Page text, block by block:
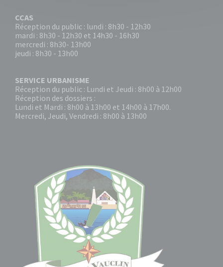
CCAS
Réception du public : lundi : 8h30 - 12h30
mardi : 8h30 - 12h30 et 14h30 - 16h30
mercredi : 8h30- 13h00
jeudi : 8h30 - 13h00
SERVICE URBANISME
Réception du public : Lundi et Jeudi : 8h00 à 12h00
Réception des dossiers :
Lundi et Mardi : 8h00 à 13h00 et 14h00 à 17h00.
Mercredi, Jeudi, Vendredi : 8h00 à 13h00